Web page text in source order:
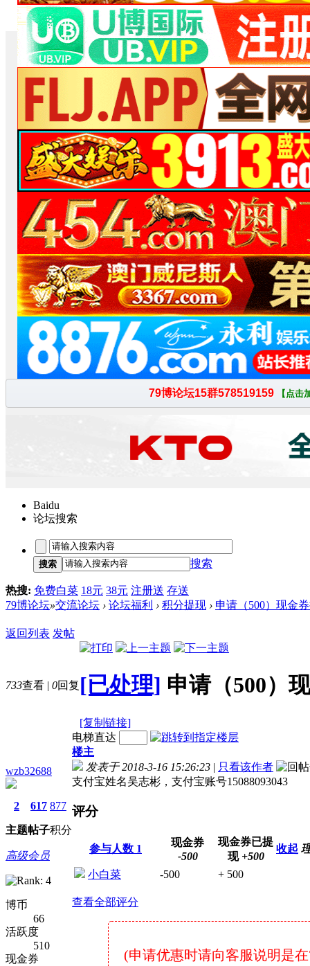
Baidu
论坛搜索
搜索 搜索
热搜: 免费白菜 18元 38元 注册送 存送
79博论坛»交流论坛 › 论坛福利 › 积分提现 › 申请（500）现金
返回列表 发帖
733查看 | 0回复 [已处理] 申请（500）
[复制链接]
wzb32688
2
主题
617
帖子
877
积分
高级会员
博币
66
活跃度
510
现金券
电梯直达
楼主
发表于 2018-3-16 15:26:23 | 只看该作者
支付宝姓名吴志彬，支付宝账号15088093043
评分
参与人数 1
现金券
-500
现金券已提
现 +500
收起
小白菜 -500 + 500
查看全部评分
(申请优惠时请向客服说明是在